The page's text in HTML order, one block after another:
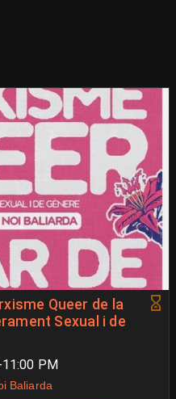
Queer de la
Sexual i de
11:00 PM
Baliarda